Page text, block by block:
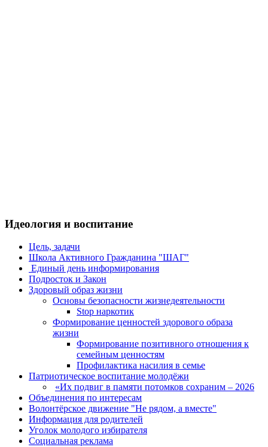
Идеология и воспитание
Цель, задачи
Школа Активного Гражданина "ШАГ"
Единый день информирования
Подросток и Закон
Здоровый образ жизни
Основы безопасности жизнедеятельности
Stop наркотик
Формирование ценностей здорового образа
жизни
Формирование позитивного отношения к
семейным ценностям
Профилактика насилия в семье
Патриотическое воспитание молодёжи
«Их подвиг в памяти потомков сохраним – 2026
Объединения по интересам
Волонтёрское движение "Не рядом, а вместе"
Информация для родителей
Уголок молодого избирателя
Социальная реклама